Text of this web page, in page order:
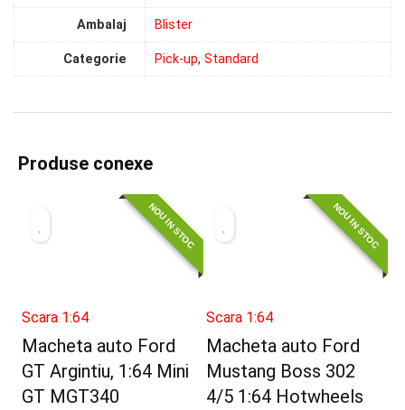
Ambalaj Blister
Categorie Pick-up, Standard
Produse conexe
NOU IN STOC
Scara 1:64
Macheta auto Ford
GT Argintiu, 1:64 Mini
GT MGT340
NOU IN STOC
Scara 1:64
Macheta auto Ford
Mustang Boss 302
4/5 1:64 Hotwheels